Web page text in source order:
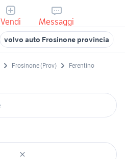
Vendi Messaggi
volvo auto Frosinone provincia
Frosinone (Prov) Ferentino